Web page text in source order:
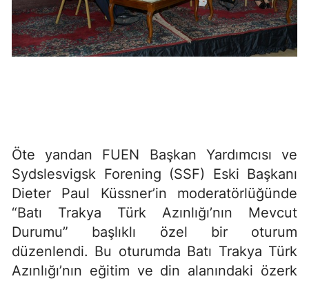
Öte yandan FUEN Başkan Yardımcısı ve
Sydslesvigsk Forening (SSF) Eski Başkanı
Dieter Paul Küssner’in moderatörlüğünde
“Batı Trakya Türk Azınlığı’nın Mevcut
Durumu” başlıklı özel bir oturum
düzenlendi. Bu oturumda Batı Trakya Türk
Azınlığı’nın eğitim ve din alanındaki özerk